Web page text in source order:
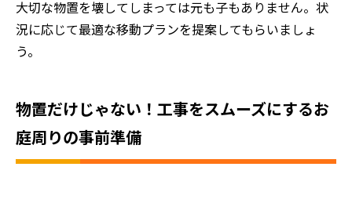
大切な物置を壊してしまっては元も子もありません。状
況に応じて最適な移動プランを提案してもらいましょ
う。
物置だけじゃない！工事をスムーズにするお
庭周りの事前準備